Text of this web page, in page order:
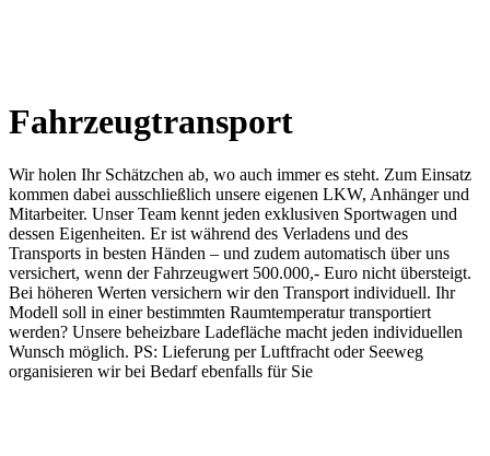
Fahrzeugtransport
Wir holen Ihr Schätzchen ab, wo auch immer es steht. Zum Einsatz
kommen dabei ausschließlich unsere eigenen LKW, Anhänger und
Mitarbeiter. Unser Team kennt jeden exklusiven Sportwagen und
dessen Eigenheiten. Er ist während des Verladens und des
Transports in besten Händen – und zudem automatisch über uns
versichert, wenn der Fahrzeugwert 500.000,- Euro nicht übersteigt.
Bei höheren Werten versichern wir den Transport individuell. Ihr
Modell soll in einer bestimmten Raumtemperatur transportiert
werden? Unsere beheizbare Ladefläche macht jeden individuellen
Wunsch möglich. PS: Lieferung per Luftfracht oder Seeweg
organisieren wir bei Bedarf ebenfalls für Sie